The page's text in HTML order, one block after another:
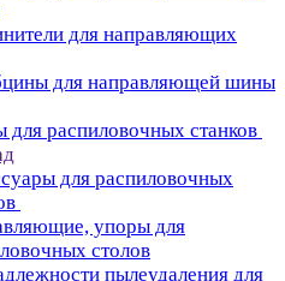
для направляющих
для направляющей шины
для распиловочных станков
для распиловочных
упоры для
столов
пылеудаления для